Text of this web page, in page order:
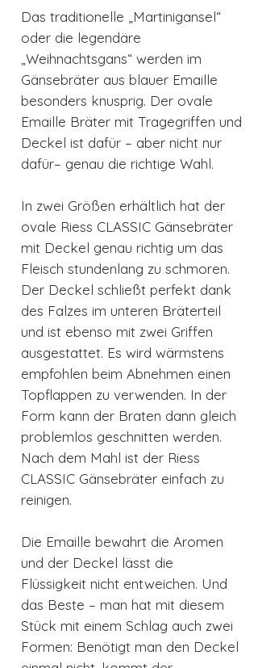
Das traditionelle „Martinigansel“
oder die legendäre
„Weihnachtsgans“ werden im
Gänsebräter aus blauer Emaille
besonders knusprig. Der ovale
Emaille Bräter mit Tragegriffen und
Deckel ist dafür – aber nicht nur
dafür– genau die richtige Wahl.
In zwei Größen erhältlich hat der
ovale Riess CLASSIC Gänsebräter
mit Deckel genau richtig um das
Fleisch stundenlang zu schmoren.
Der Deckel schließt perfekt dank
des Falzes im unteren Bräterteil
und ist ebenso mit zwei Griffen
ausgestattet. Es wird wärmstens
empfohlen beim Abnehmen einen
Topflappen zu verwenden. In der
Form kann der Braten dann gleich
problemlos geschnitten werden.
Nach dem Mahl ist der Riess
CLASSIC Gänsebräter einfach zu
reinigen.
Die Emaille bewahrt die Aromen
und der Deckel lässt die
Flüssigkeit nicht entweichen. Und
das Beste – man hat mit diesem
Stück mit einem Schlag auch zwei
Formen: Benötigt man den Deckel